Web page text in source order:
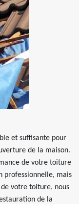
et suffisante pour
de la maison.
de votre toiture
professionnelle, mais
de votre toiture, nous
de la